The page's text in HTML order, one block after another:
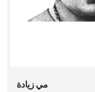
مي زيادة